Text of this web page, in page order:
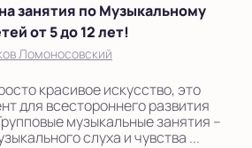
другой город
занятия по Музыкальному
от 5 до 12 лет!
Ломоносовский
красивое искусство, это
для всестороннего развития
музыкальные занятия –
слуха и чувства ...